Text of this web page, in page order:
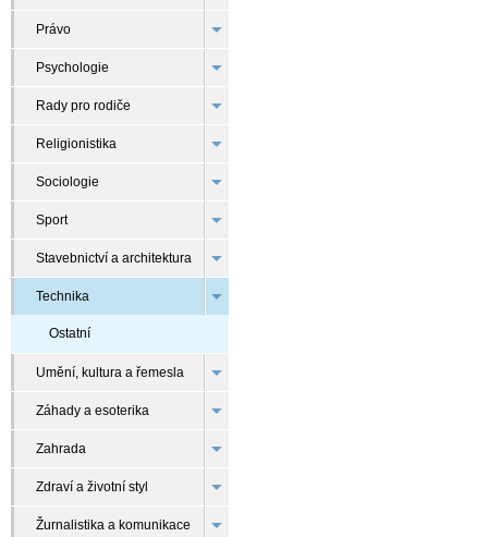
Právo
Psychologie
Rady pro rodiče
Religionistika
Sociologie
Sport
Stavebnictví a architektura
Technika
Ostatní
Umění, kultura a řemesla
Záhady a esoterika
Zahrada
Zdraví a životní styl
Žurnalistika a komunikace